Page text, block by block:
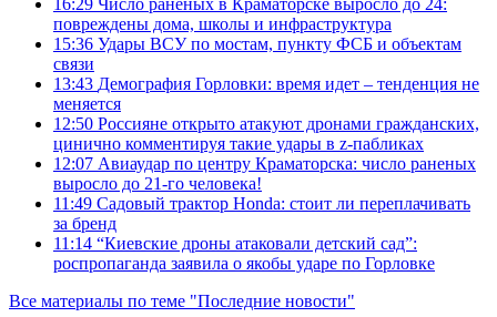
повреждены дома, школы и инфраструктура
15:36 Удары ВСУ по мостам, пункту ФСБ и объектам
связи
13:43 Демография Горловки: время идет – тенденция не
меняется
12:50 Россияне открыто атакуют дронами гражданских,
цинично комментируя такие удары в z-пабликах
12:07 Авиаудар по центру Краматорска: число раненых
выросло до 21-го человека!
11:49 Садовый трактор Honda: стоит ли переплачивать
за бренд
11:14 “Киевские дроны атаковали детский сад”:
роспропаганда заявила о якобы ударе по Горловке
Все материалы по теме "Последние новости"